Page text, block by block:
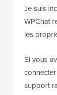
Je suis
WPChat
les
Si vous
support